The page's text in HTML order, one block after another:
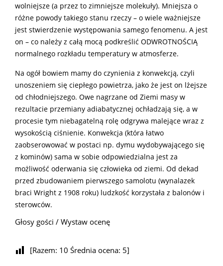
wolniejsze (a przez to zimniejsze molekuły). Mniejsza o
różne powody takiego stanu rzeczy – o wiele ważniejsze
jest stwierdzenie występowania samego fenomenu. A jest
on – co należy z całą mocą podkreślić ODWROTNOŚCIĄ
normalnego rozkładu temperatury w atmosferze.
Na ogół bowiem mamy do czynienia z konwekcją, czyli
unoszeniem się ciepłego powietrza, jako że jest on lżejsze
od chłodniejszego. Owe nagrzane od Ziemi masy w
rezultacie przemiany adiabatycznej ochładzają się, a w
procesie tym niebagatelną rolę odgrywa malejące wraz z
wysokością ciśnienie. Konwekcja (która łatwo
zaobserowować w postaci np. dymu wydobywającego się
z kominów) sama w sobie odpowiedzialna jest za
możliwość oderwania się człowieka od ziemi. Od dekad
przed zbudowaniem pierwszego samolotu (wynalazek
braci Wright z 1908 roku) ludzkość korzystała z balonów i
sterowców.
Głosy gości / Wystaw ocenę
[Razem: 10 Średnia ocena: 5]